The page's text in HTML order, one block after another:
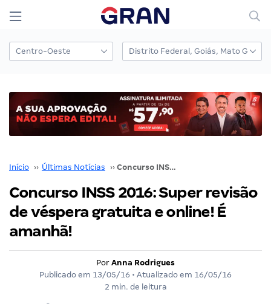
Início ›› Últimas Notícias ›› Concurso INSS 2016: Super revisão de véspera gratuita e online! É amanhã!
Concurso INSS 2016: Super revisão
de véspera gratuita e online! É
amanhã!
Por Anna Rodrigues
Publicado em 13/05/16 • Atualizado em 16/05/16
2 min. de leitura